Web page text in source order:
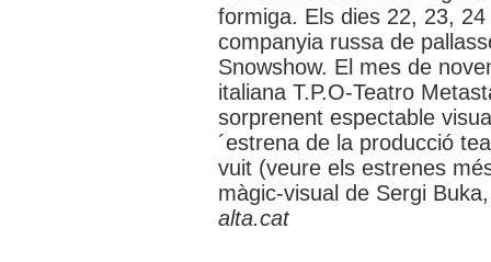
formiga. Els dies 22, 23,
companyia russa de
Snowshow. El mes de
italiana T.P.O-Teatro
sorprenent espectable
´estrena de la producció
vuit (veure els estrenes
màgic-visual de Sergi
alta.cat